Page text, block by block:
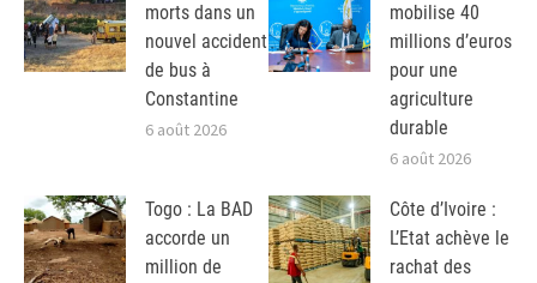
morts dans un
nouvel accident
de bus à
Constantine
6 août 2026
mobilise 40
millions d’euros
pour une
agriculture
durable
6 août 2026
Togo : La BAD
accorde un
million de
Côte d’Ivoire :
L’Etat achève le
rachat des